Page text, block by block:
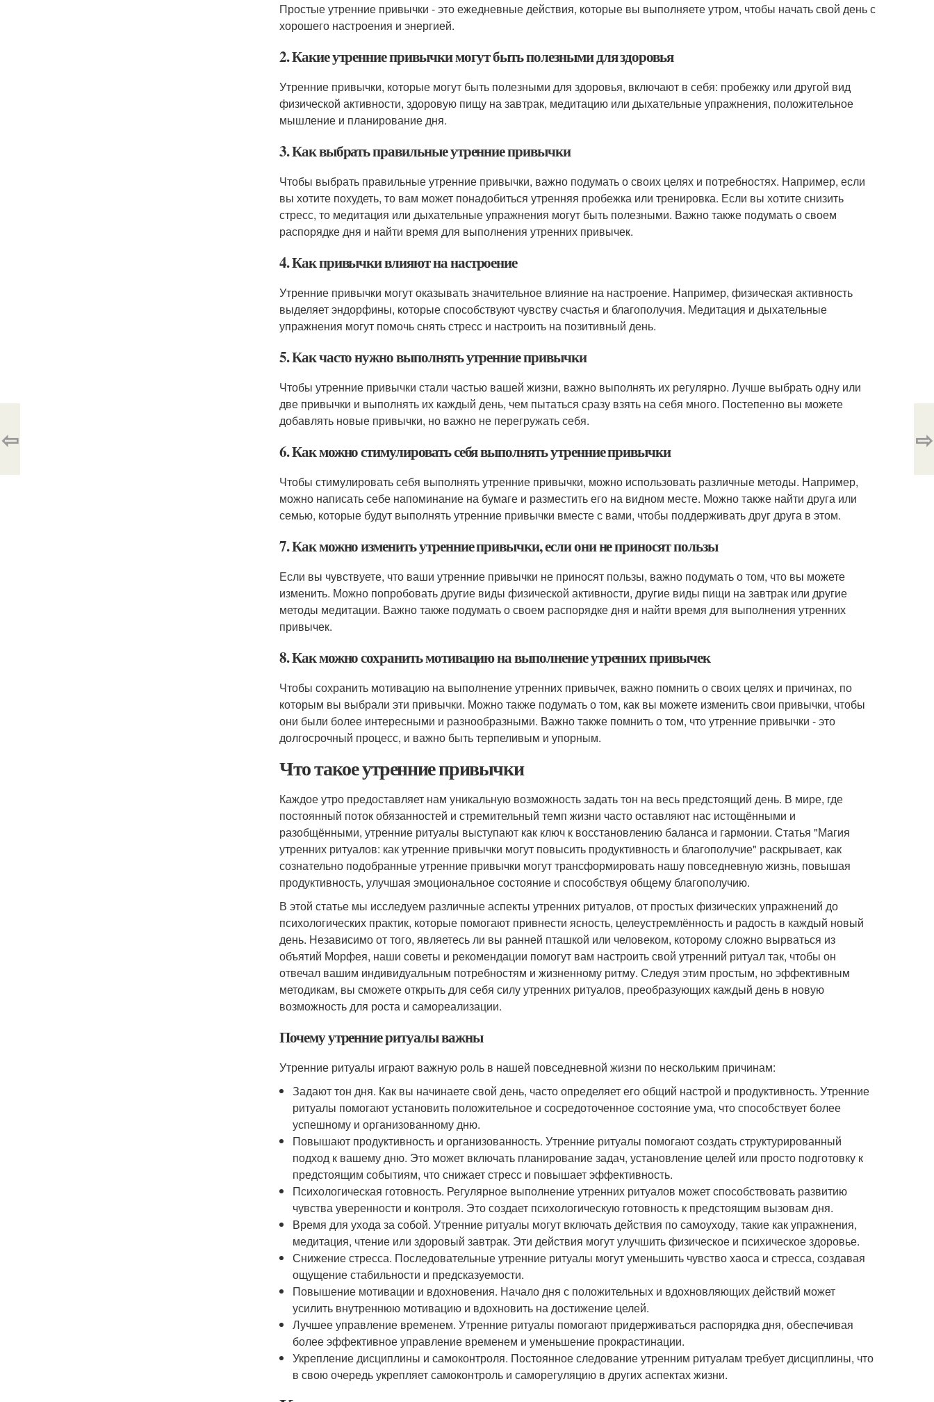
Простые утренние привычки - это ежедневные действия, которые вы выполняете утром, чтобы начать свой день с
хорошего настроения и энергией.
2. Какие утренние привычки могут быть полезными для здоровья
Утренние привычки, которые могут быть полезными для здоровья, включают в себя: пробежку или другой вид
физической активности, здоровую пищу на завтрак, медитацию или дыхательные упражнения, положительное
мышление и планирование дня.
3. Как выбрать правильные утренние привычки
Чтобы выбрать правильные утренние привычки, важно подумать о своих целях и потребностях. Например, если
вы хотите похудеть, то вам может понадобиться утренняя пробежка или тренировка. Если вы хотите снизить
стресс, то медитация или дыхательные упражнения могут быть полезными. Важно также подумать о своем
распорядке дня и найти время для выполнения утренних привычек.
4. Как привычки влияют на настроение
Утренние привычки могут оказывать значительное влияние на настроение. Например, физическая активность
выделяет эндорфины, которые способствуют чувству счастья и благополучия. Медитация и дыхательные
упражнения могут помочь снять стресс и настроить на позитивный день.
5. Как часто нужно выполнять утренние привычки
Чтобы утренние привычки стали частью вашей жизни, важно выполнять их регулярно. Лучше выбрать одну или
две привычки и выполнять их каждый день, чем пытаться сразу взять на себя много. Постепенно вы можете
добавлять новые привычки, но важно не перегружать себя.
6. Как можно стимулировать себя выполнять утренние привычки
Чтобы стимулировать себя выполнять утренние привычки, можно использовать различные методы. Например,
можно написать себе напоминание на бумаге и разместить его на видном месте. Можно также найти друга или
семью, которые будут выполнять утренние привычки вместе с вами, чтобы поддерживать друг друга в этом.
7. Как можно изменить утренние привычки, если они не приносят пользы
Если вы чувствуете, что ваши утренние привычки не приносят пользы, важно подумать о том, что вы можете
изменить. Можно попробовать другие виды физической активности, другие виды пищи на завтрак или другие
методы медитации. Важно также подумать о своем распорядке дня и найти время для выполнения утренних
привычек.
8. Как можно сохранить мотивацию на выполнение утренних привычек
Чтобы сохранить мотивацию на выполнение утренних привычек, важно помнить о своих целях и причинах, по
которым вы выбрали эти привычки. Можно также подумать о том, как вы можете изменить свои привычки, чтобы
они были более интересными и разнообразными. Важно также помнить о том, что утренние привычки - это
долгосрочный процесс, и важно быть терпеливым и упорным.
Что такое утренние привычки
Каждое утро предоставляет нам уникальную возможность задать тон на весь предстоящий день. В мире, где
постоянный поток обязанностей и стремительный темп жизни часто оставляют нас истощёнными и
разобщёнными, утренние ритуалы выступают как ключ к восстановлению баланса и гармонии. Статья "Магия
утренних ритуалов: как утренние привычки могут повысить продуктивность и благополучие" раскрывает, как
сознательно подобранные утренние привычки могут трансформировать нашу повседневную жизнь, повышая
продуктивность, улучшая эмоциональное состояние и способствуя общему благополучию.
В этой статье мы исследуем различные аспекты утренних ритуалов, от простых физических упражнений до
психологических практик, которые помогают привнести ясность, целеустремлённость и радость в каждый новый
день. Независимо от того, являетесь ли вы ранней пташкой или человеком, которому сложно вырваться из
объятий Морфея, наши советы и рекомендации помогут вам настроить свой утренний ритуал так, чтобы он
отвечал вашим индивидуальным потребностям и жизненному ритму. Следуя этим простым, но эффективным
методикам, вы сможете открыть для себя силу утренних ритуалов, преобразующих каждый день в новую
возможность для роста и самореализации.
Почему утренние ритуалы важны
Утренние ритуалы играют важную роль в нашей повседневной жизни по нескольким причинам:
Задают тон дня. Как вы начинаете свой день, часто определяет его общий настрой и продуктивность. Утренние
ритуалы помогают установить положительное и сосредоточенное состояние ума, что способствует более
успешному и организованному дню.
Повышают продуктивность и организованность. Утренние ритуалы помогают создать структурированный
подход к вашему дню. Это может включать планирование задач, установление целей или просто подготовку к
предстоящим событиям, что снижает стресс и повышает эффективность.
Психологическая готовность. Регулярное выполнение утренних ритуалов может способствовать развитию
чувства уверенности и контроля. Это создает психологическую готовность к предстоящим вызовам дня.
Время для ухода за собой. Утренние ритуалы могут включать действия по самоуходу, такие как упражнения,
медитация, чтение или здоровый завтрак. Эти действия могут улучшить физическое и психическое здоровье.
Снижение стресса. Последовательные утренние ритуалы могут уменьшить чувство хаоса и стресса, создавая
ощущение стабильности и предсказуемости.
Повышение мотивации и вдохновения. Начало дня с положительных и вдохновляющих действий может
усилить внутреннюю мотивацию и вдохновить на достижение целей.
Лучшее управление временем. Утренние ритуалы помогают придерживаться распорядка дня, обеспечивая
более эффективное управление временем и уменьшение прокрастинации.
Укрепление дисциплины и самоконтроля. Постоянное следование утренним ритуалам требует дисциплины, что
в свою очередь укрепляет самоконтроль и саморегуляцию в других аспектах жизни.
⇦ ⇨